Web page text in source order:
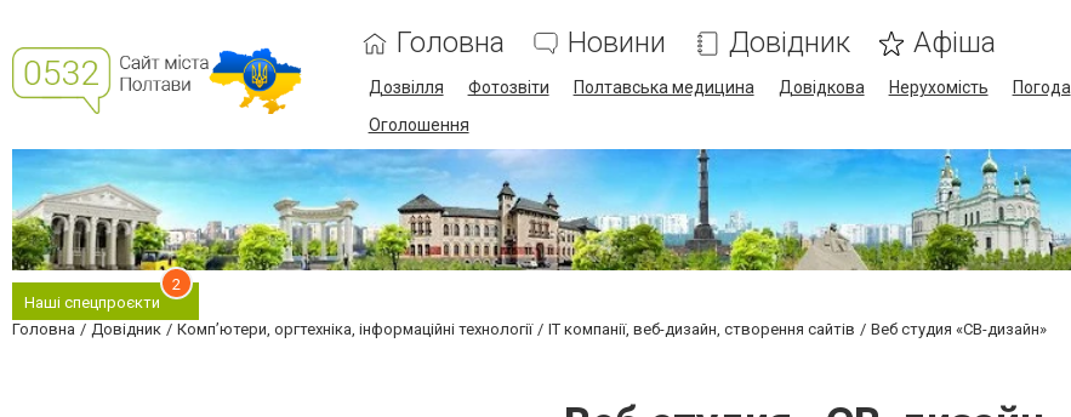
Головна Новини Довідник Афіша
Дозвілля Фотозвіти Полтавська медицина Довідкова Нерухомість Погода
Оголошення
Наші спецпроєкти
2
Головна Довідник Комп’ютери, оргтехніка, інформаційні технології IT компанії, веб-дизайн, створення сайтів Веб студия «СВ-дизайн»